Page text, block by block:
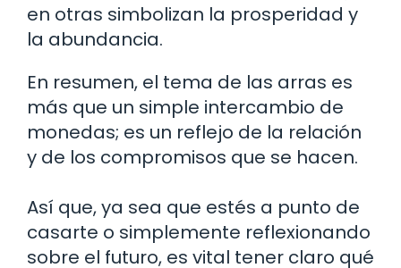
en otras simbolizan la prosperidad y
la abundancia.
En resumen, el tema de las arras es
más que un simple intercambio de
monedas; es un reflejo de la relación
y de los compromisos que se hacen.
Así que, ya sea que estés a punto de
casarte o simplemente reflexionando
sobre el futuro, es vital tener claro qué